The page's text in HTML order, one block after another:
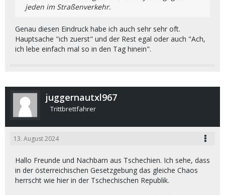
jeden im Straßenverkehr.
Genau diesen Eindruck habe ich auch sehr sehr oft.
Hauptsache "ich zuerst" und der Rest egal oder auch "Ach,
ich lebe einfach mal so in den Tag hinein".
juggernautxl967
Trittbrettfahrer
13. August 2024
Hallo Freunde und Nachbarn aus Tschechien. Ich sehe, dass
in der österreichischen Gesetzgebung das gleiche Chaos
herrscht wie hier in der Tschechischen Republik.